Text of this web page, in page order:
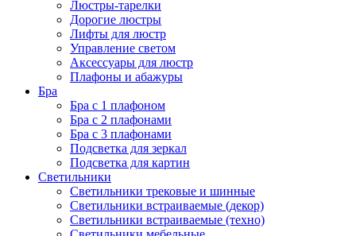
Люстры-тарелки
Дорогие люстры
Лифты для люстр
Управление светом
Аксессуары для люстр
Плафоны и абажуры
Бра
Бра с 1 плафоном
Бра с 2 плафонами
Бра с 3 плафонами
Подсветка для зеркал
Подсветка для картин
Светильники
Светильники трековые и шинные
Светильники встраиваемые (декор)
Светильники встраиваемые (техно)